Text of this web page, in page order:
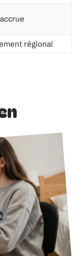
régional